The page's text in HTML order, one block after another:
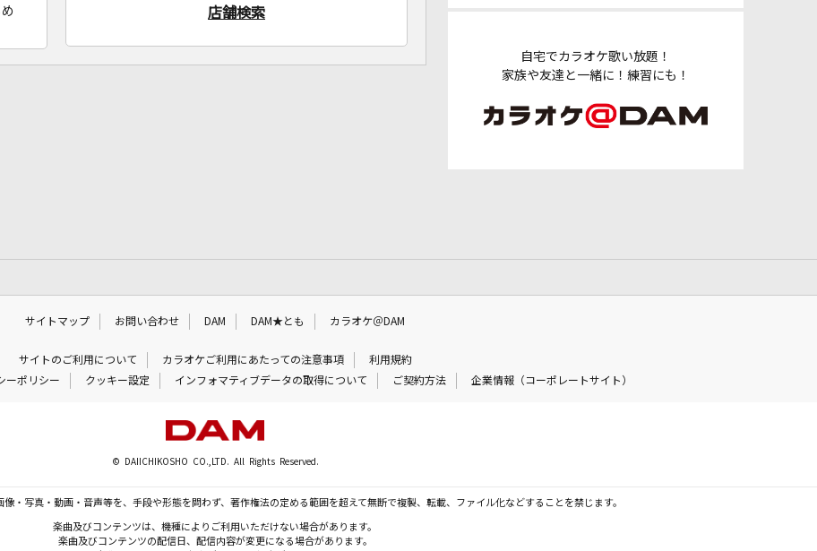
自宅でカラオケ歌い放題！
家族や友達と一緒に！練習にも！
店舗検索
サイトマップ お問い合わせ DAM DAM★とも カラオケ＠DAM
サイトのご利用について カラオケご利用にあたっての注意事項
利用規約
ーポリシー クッキー設定 インフォマティブデータの取得について ご契約方法 企業情報（コーポレートサイト）
© DAIICHIKOSHO CO.,LTD. All Rights Reserved.
像・写真・動画・音声等を、手段や形態を問わず、著作権法の定める範囲を超えて無断で複製、転載、ファイル化などすることを禁じます。
楽曲及びコンテンツは、機種によりご利用いただけない場合があります。
楽曲及びコンテンツの配信日、配信内容が変更になる場合があります。